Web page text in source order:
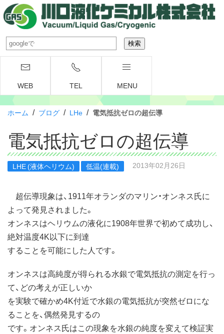
WEB TEL MENU
ホーム / ブログ / LHe / 電気抵抗ゼロの超伝導
電気抵抗ゼロの超伝導
LHE (液体ヘリウム) 低温(連載) 2013年02月26日
超伝導現象は、1911年オランダのマリン・オンネス氏に
よって発見されました。
オンネスはヘリウムの液化に1908年世界で初めて成功し、
絶対温度4K以下に到達
することを可能にした人です。
オンネスは高純度が得られる水銀で電気抵抗の測定を行っ
て、どの考えが正しいか
を実験で確かめ4K付近で水銀の電気抵抗が突然ゼロにな
ることを、偶然発見するの
です。オンネス氏はこの現象を水銀の純度を変えて検証実